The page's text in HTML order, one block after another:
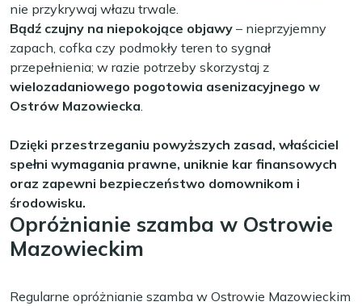
nie przykrywaj włazu trwale.
Bądź czujny na niepokojące objawy – nieprzyjemny
zapach, cofka czy podmokły teren to sygnał
przepełnienia; w razie potrzeby skorzystaj z
wielozadaniowego pogotowia asenizacyjnego w
Ostrów Mazowiecka.
Dzięki przestrzeganiu powyższych zasad, właściciel
spełni wymagania prawne, uniknie kar finansowych
oraz zapewni bezpieczeństwo domownikom i
środowisku.
Opróżnianie szamba w Ostrowie
Mazowieckim
Regularne opróżnianie szamba w Ostrowie Mazowieckim